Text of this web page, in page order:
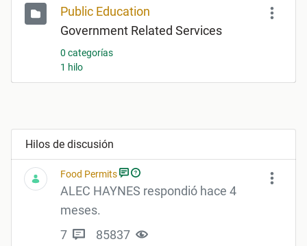
Public Education
Government Related Services
0 categorías
1 hilo
Hilos de discusión
Food Permits
ALEC HAYNES respondió hace 4
meses.
7
85837